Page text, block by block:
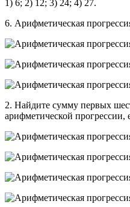
1) 6; 2) 12; 3) 24; 4) 27.
6. Арифметическая
2. Найдите сумму первых
арифметической прогрессии,